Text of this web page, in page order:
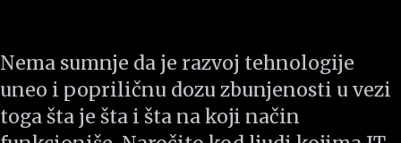
Nema sumnje da je razvoj tehnologije
uneo i popriličnu dozu zbunjenosti u vezi
toga šta je šta i šta na koji način